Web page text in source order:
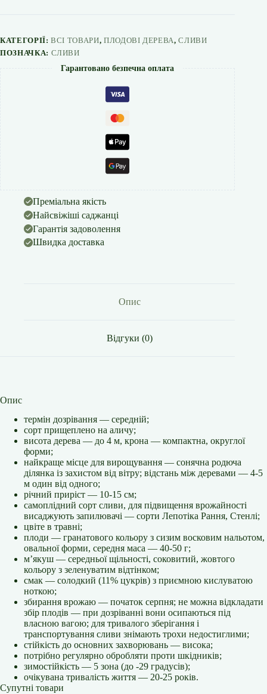
КАТЕГОРІЇ:ВСІ ТОВАРИ, ПЛОДОВІ ДЕРЕВА,СЛИВИ
ПОЗНАЧКА: СЛИВИ
Гарантовано безпечна оплата
Преміальна якість
Найсвіжіші саджанці
Гарантія задоволення
Швидка доставка
Опис
Відгуки (0)
Опис
термін дозрівання — середній;
сорт прищеплено на аличу;
висота дерева — до 4 м, крона — компактна, округлої
форми;
найкраще місце для вирощування — сонячна родюча
ділянка із захистом від вітру; відстань між деревами — 4-5
м один від одного;
річний приріст — 10-15 см;
самоплідний сорт сливи, для підвищення врожайності
висаджують запилювачі — сорти Лепотіка Рання, Стенлі;
цвіте в травні;
плоди — гранатового кольору з сизим восковим нальотом,
овальної форми, середня маса — 40-50 г;
м’якуш — середньої щільності, соковитий, жовтого
кольору з зеленуватим відтінком;
смак — солодкий (11% цукрів) з приємною кислуватою
ноткою;
збирання врожаю — початок серпня; не можна відкладати
збір плодів — при дозріванні вони осипаються під
власною вагою; для тривалого зберігання і
транспортування сливи знімають трохи недостиглими;
стійкість до основних захворювань — висока;
потрібно регулярно обробляти проти шкідників;
зимостійкість — 5 зона (до -29 градусів);
очікувана тривалість життя — 20-25 років.
Супутні товари